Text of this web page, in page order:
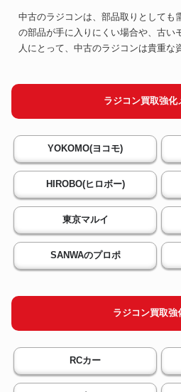
中古のラジコンは、部品取りとしても
の部品が手に入りにくい場合や、古い
人にとって、中古のラジコンは貴重な
ラジコン買取強化
YOKOMO(ヨコモ)
HIROBO(ヒロボー)
東京マルイ
SANWAのプロポ
ラジコン買取強
RCカー